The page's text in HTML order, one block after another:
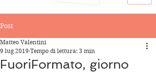
Post
FuoriFormato, giorno
Matteo Valentini
9 lug 2019 Tempo di lettura: 3 min